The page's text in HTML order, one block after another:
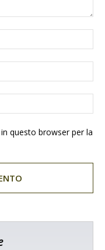
questo browser per la